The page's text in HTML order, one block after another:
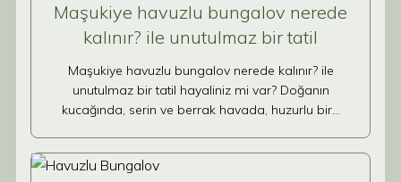
Maşukiye havuzlu bungalov nerede
kalınır? ile unutulmaz bir tatil
Maşukiye havuzlu bungalov nerede kalınır? ile
unutulmaz bir tatil hayaliniz mi var? Doğanın
kucağında, serin ve berrak havada, huzurlu bir…